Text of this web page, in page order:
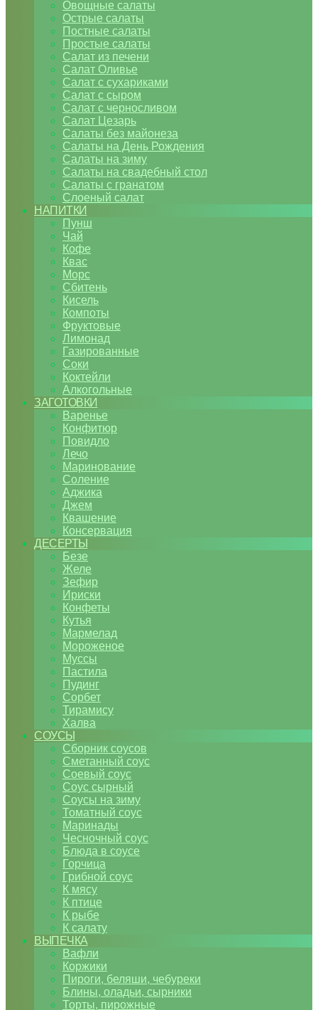
Овощные салаты
Острые салаты
Постные салаты
Простые салаты
Салат из печени
Салат Оливье
Салат с сухариками
Салат с сыром
Салат с черносливом
Салат Цезарь
Салаты без майонеза
Салаты на День Рождения
Салаты на зиму
Салаты на свадебный стол
Салаты с гранатом
Слоеный салат
НАПИТКИ
Пунш
Чай
Кофе
Квас
Морс
Сбитень
Кисель
Компоты
Фруктовые
Лимонад
Газированные
Соки
Коктейли
Алкогольные
ЗАГОТОВКИ
Варенье
Конфитюр
Повидло
Лечо
Маринование
Соление
Аджика
Джем
Квашение
Консервация
ДЕСЕРТЫ
Безе
Желе
Зефир
Ириски
Конфеты
Кутья
Мармелад
Мороженое
Муссы
Пастила
Пудинг
Сорбет
Тирамису
Халва
СОУСЫ
Сборник соусов
Сметанный соус
Соевый соус
Соус сырный
Соусы на зиму
Томатный соус
Маринады
Чесночный соус
Блюда в соусе
Горчица
Грибной соус
К мясу
К птице
К рыбе
К салату
ВЫПЕЧКА
Вафли
Коржики
Пироги, беляши, чебуреки
Блины, оладьи, сырники
Торты, пирожные